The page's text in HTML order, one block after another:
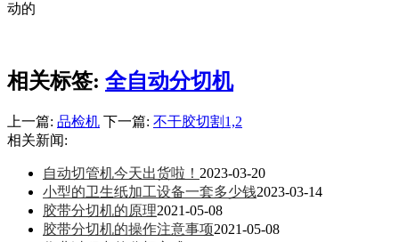
动的
相关标签: 全自动分切机
上一篇: 品检机 下一篇: 不干胶切割1,2
相关新闻:
自动切管机今天出货啦！ 2023-03-20
小型的卫生纸加工设备一套多少钱2023-03-14
胶带分切机的原理2021-05-08
胶带分切机的操作注意事项2021-05-08